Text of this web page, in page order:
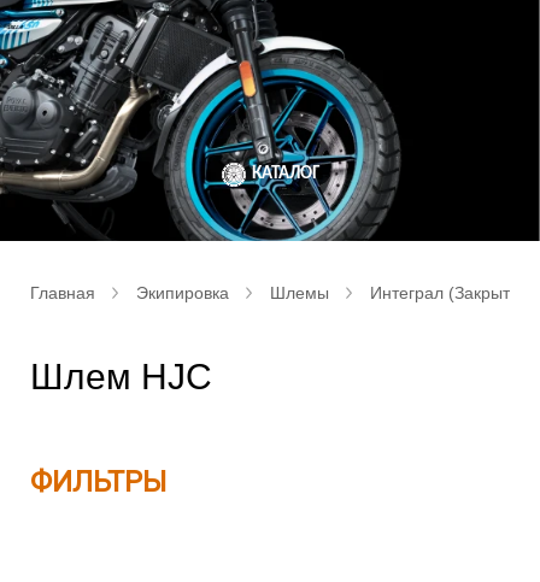
КАТАЛОГ
Главная Экипировка Шлемы Интеграл (Закрытые)
Шлем HJC
ФИЛЬТРЫ